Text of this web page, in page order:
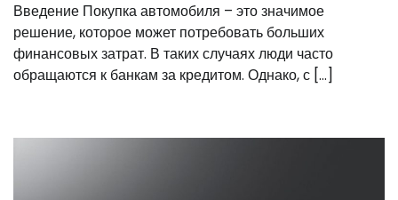
Введение Покупка автомобиля – это значимое
решение, которое может потребовать больших
финансовых затрат. В таких случаях люди часто
обращаются к банкам за кредитом. Однако, с […]